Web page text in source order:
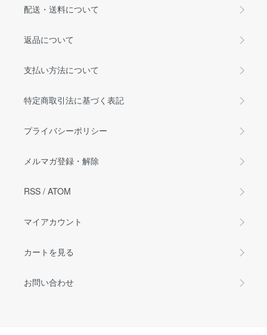
配送・送料について
返品について
支払い方法について
特定商取引法に基づく表記
プライバシーポリシー
メルマガ登録・解除
RSS / ATOM
マイアカウント
カートを見る
お問い合わせ